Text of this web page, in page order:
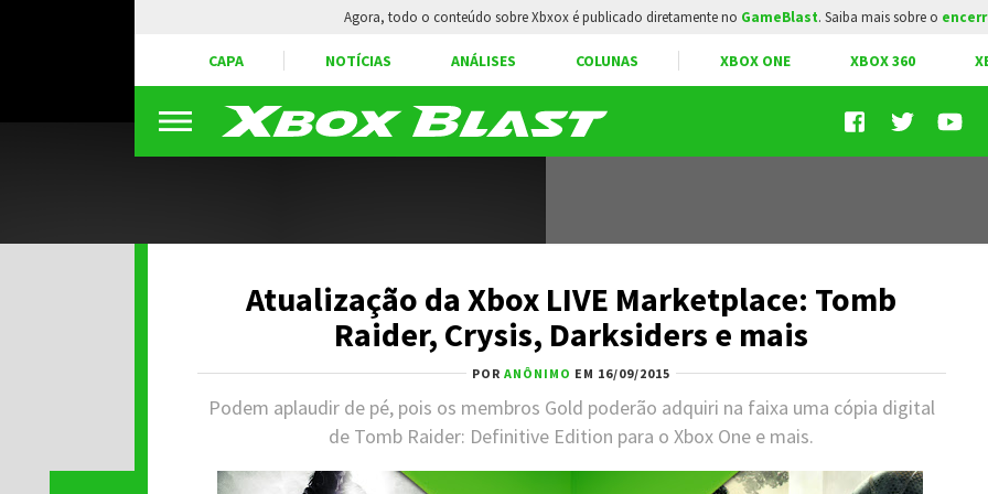
Agora, todo o conteúdo sobre Xbxox é publicado diretamente no GameBlast. Saiba mais sobre o
CAPA NOTÍCIAS ANÁLISES COLUNAS XBOX ONE XBOX 360
Atualização da Xbox LIVE Marketplace: Tomb
Raider, Crysis, Darksiders e mais
POR ANÔNIMO EM 16/09/2015
Podem aplaudir de pé, pois os membros Gold poderão adquiri na faixa uma cópia digital
de Tomb Raider: Definitive Edition para o Xbox One e mais.